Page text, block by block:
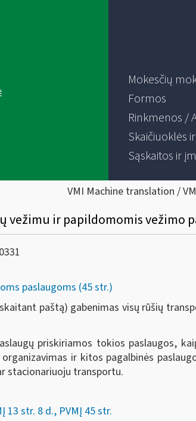
Mokesčių
Formos
Rinkmenos /
Skaičiuoklės
Sąskaitos ir
VMI Machine translation /
vežimu ir papildomomis vežimo
paslaugoms (45 str.)
paštą) gabenimas visų rūšių
priskiriamos tokios paslaugos,
ir kitos pagalbinės
stacionariuoju transportu.
13 str. 8 d., PVMĮ 45 str.